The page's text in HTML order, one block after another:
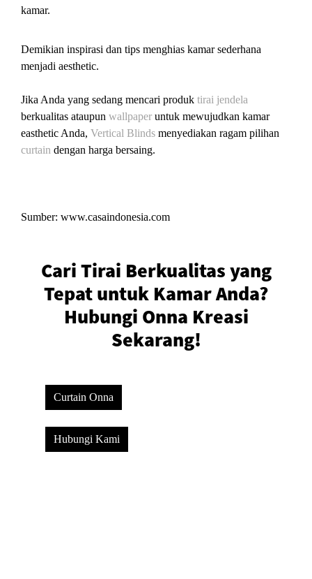
kamar.
Demikian inspirasi dan tips menghias kamar sederhana
menjadi aesthetic.
Jika Anda yang sedang mencari produk tirai jendela
berkualitas ataupun wallpaper untuk mewujudkan kamar
easthetic Anda, Vertical Blinds menyediakan ragam pilihan
curtain dengan harga bersaing.
Sumber: www.casaindonesia.com
Cari Tirai Berkualitas yang
Tepat untuk Kamar Anda?
Hubungi Onna Kreasi
Sekarang!
Curtain Onna
Hubungi Kami